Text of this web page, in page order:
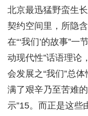
北京最迅猛野蛮生
契约空间里，所隐
在“‘我们’的故事”
动现代性”话语理论
会发展之“我们”总
满了艰辛乃至苦难
示”15。而正是这些